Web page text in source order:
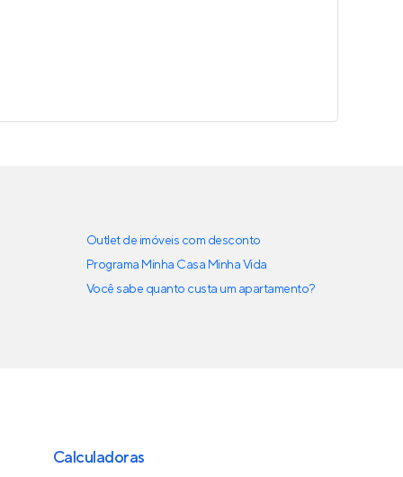
Outlet de imóveis com desconto
Programa Minha Casa Minha Vida
Você sabe quanto custa um apartamento?
Calculadoras